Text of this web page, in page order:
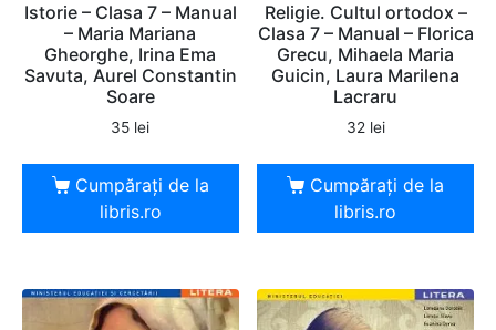
Istorie – Clasa 7 – Manual
– Maria Mariana
Gheorghe, Irina Ema
Savuta, Aurel Constantin
Soare
35 lei
Cumpărați de la
libris.ro
Religie. Cultul ortodox –
Clasa 7 – Manual – Florica
Grecu, Mihaela Maria
Guicin, Laura Marilena
Lacraru
32 lei
Cumpărați de la
libris.ro